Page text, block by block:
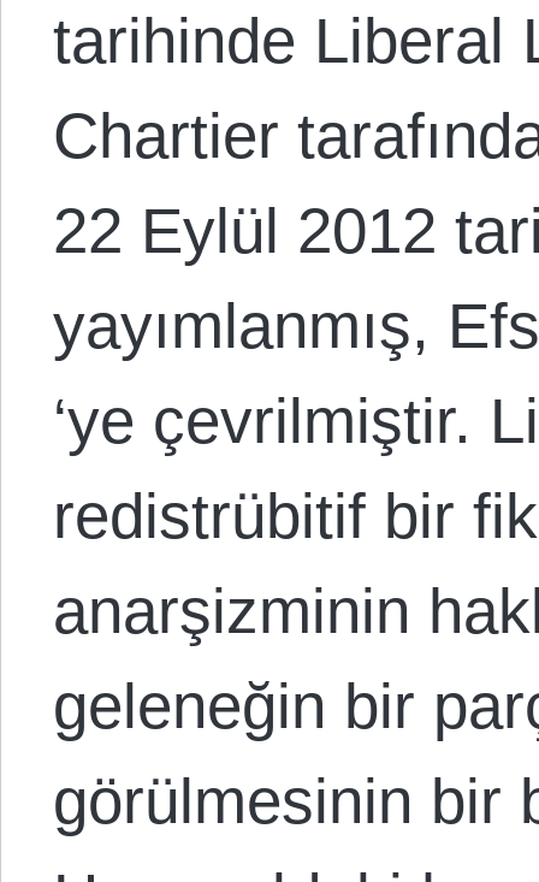
tarihinde Liberal
Chartier
22 Eylül 2012
yayımlanmış,
‘ye çevrilmiştir.
redistrübitif bir
anarşizminin
geleneğin bir
görülmesinin bir